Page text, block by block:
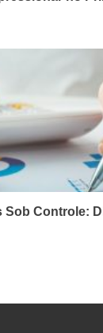
Sob Controle: